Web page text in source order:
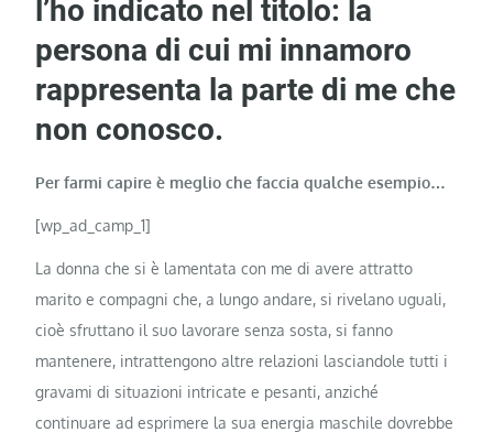
l’ho indicato nel titolo: la
persona di cui mi innamoro
rappresenta la parte di me che
non conosco.
Per farmi capire è meglio che faccia qualche esempio…
[wp_ad_camp_1]
La donna che si è lamentata con me di avere attratto
marito e compagni che, a lungo andare, si rivelano uguali,
cioè sfruttano il suo lavorare senza sosta, si fanno
mantenere, intrattengono altre relazioni lasciandole tutti i
gravami di situazioni intricate e pesanti, anziché
continuare ad esprimere la sua energia maschile dovrebbe